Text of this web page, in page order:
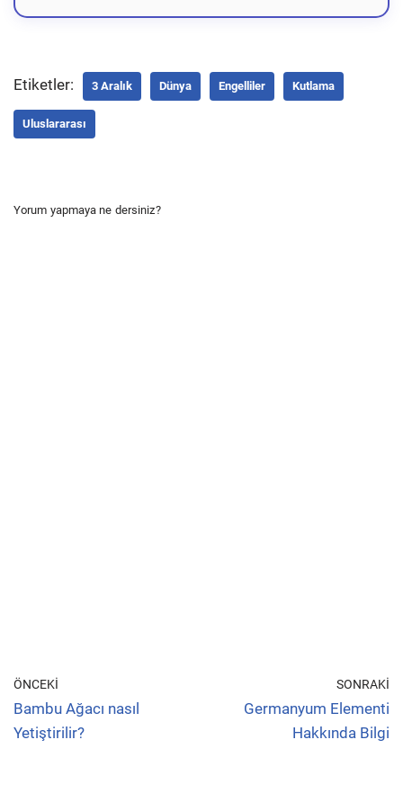
Etiketler: 3 Aralık Dünya Engelliler Kutlama
Uluslararası
Yorum yapmaya ne dersiniz?
ÖNCEKI
Bambu Ağacı nasıl
Yetiştirilir?
SONRAKI
Germanyum Elementi
Hakkında Bilgi